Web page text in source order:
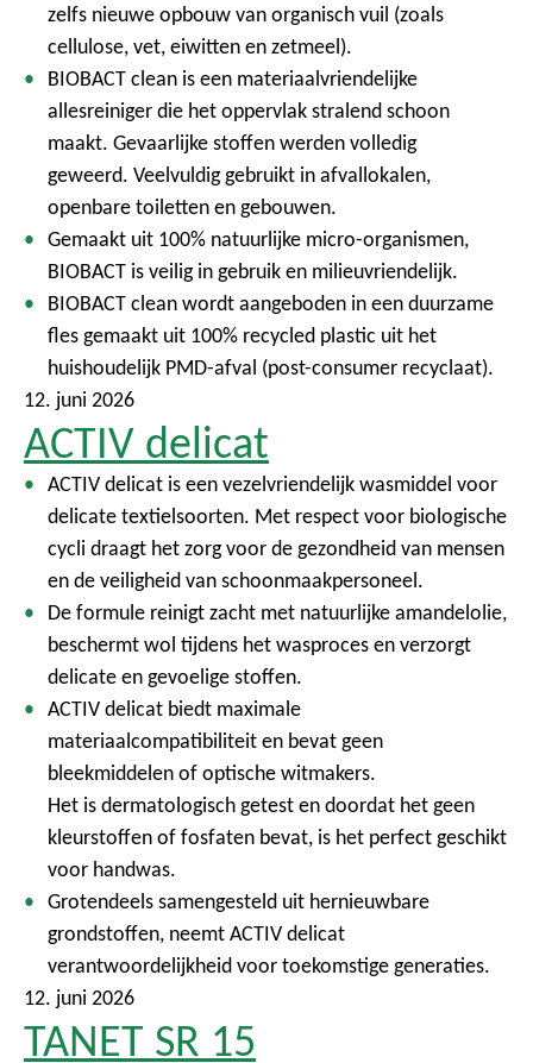
zelfs nieuwe opbouw van organisch vuil (zoals
cellulose, vet, eiwitten en zetmeel).
BIOBACT clean is een materiaalvriendelijke
allesreiniger die het oppervlak stralend schoon
maakt. Gevaarlijke stoffen werden volledig
geweerd. Veelvuldig gebruikt in afvallokalen,
openbare toiletten en gebouwen.
Gemaakt uit 100% natuurlijke micro-organismen,
BIOBACT is veilig in gebruik en milieuvriendelijk.
BIOBACT clean wordt aangeboden in een duurzame
fles gemaakt uit 100% recycled plastic uit het
huishoudelijk PMD-afval (post-consumer recyclaat).
12. juni 2026
ACTIV delicat
ACTIV delicat is een vezelvriendelijk wasmiddel voor
delicate textielsoorten. Met respect voor biologische
cycli draagt het zorg voor de gezondheid van mensen
en de veiligheid van schoonmaakpersoneel.
De formule reinigt zacht met natuurlijke amandelolie,
beschermt wol tijdens het wasproces en verzorgt
delicate en gevoelige stoffen.
ACTIV delicat biedt maximale
materiaalcompatibiliteit en bevat geen
bleekmiddelen of optische witmakers.
Het is dermatologisch getest en doordat het geen
kleurstoffen of fosfaten bevat, is het perfect geschikt
voor handwas.
Grotendeels samengesteld uit hernieuwbare
grondstoffen, neemt ACTIV delicat
verantwoordelijkheid voor toekomstige generaties.
12. juni 2026
TANET SR 15